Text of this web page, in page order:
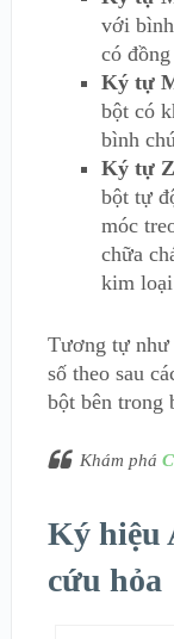
với
có
Ký tự
bột có
bình
Ký tự
bột tự
móc
chữa
kim
Tương tự như
số theo sau
bột bên trong
Khám phá
Ký hiệu
cứu hỏa